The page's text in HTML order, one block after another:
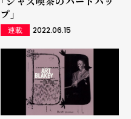
プ」
連載 2022.06.15